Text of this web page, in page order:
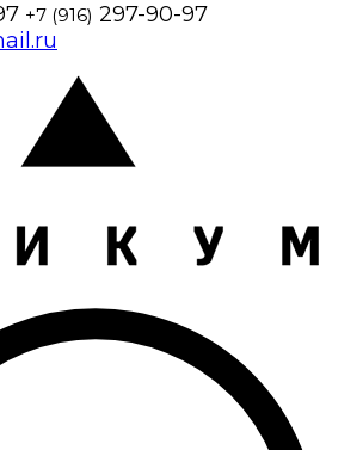
+7 (916) 297-90-97